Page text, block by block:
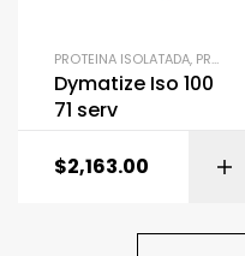
PROTEINA ISOLATADA, PROTEINAS
Dymatize Iso 100
71 serv
$2,163.00